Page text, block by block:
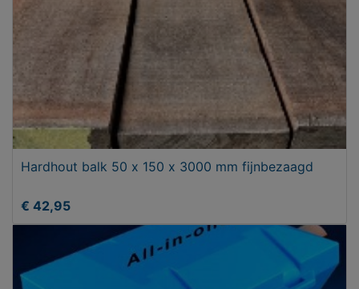
Hardhout balk 50 x 150 x 3000 mm fijnbezaagd
€ 42,95